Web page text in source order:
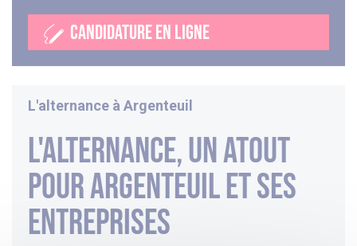
CANDIDATURE EN LIGNE
L'alternance à Argenteuil
L'alternance, un atout
pour Argenteuil et ses
entreprises